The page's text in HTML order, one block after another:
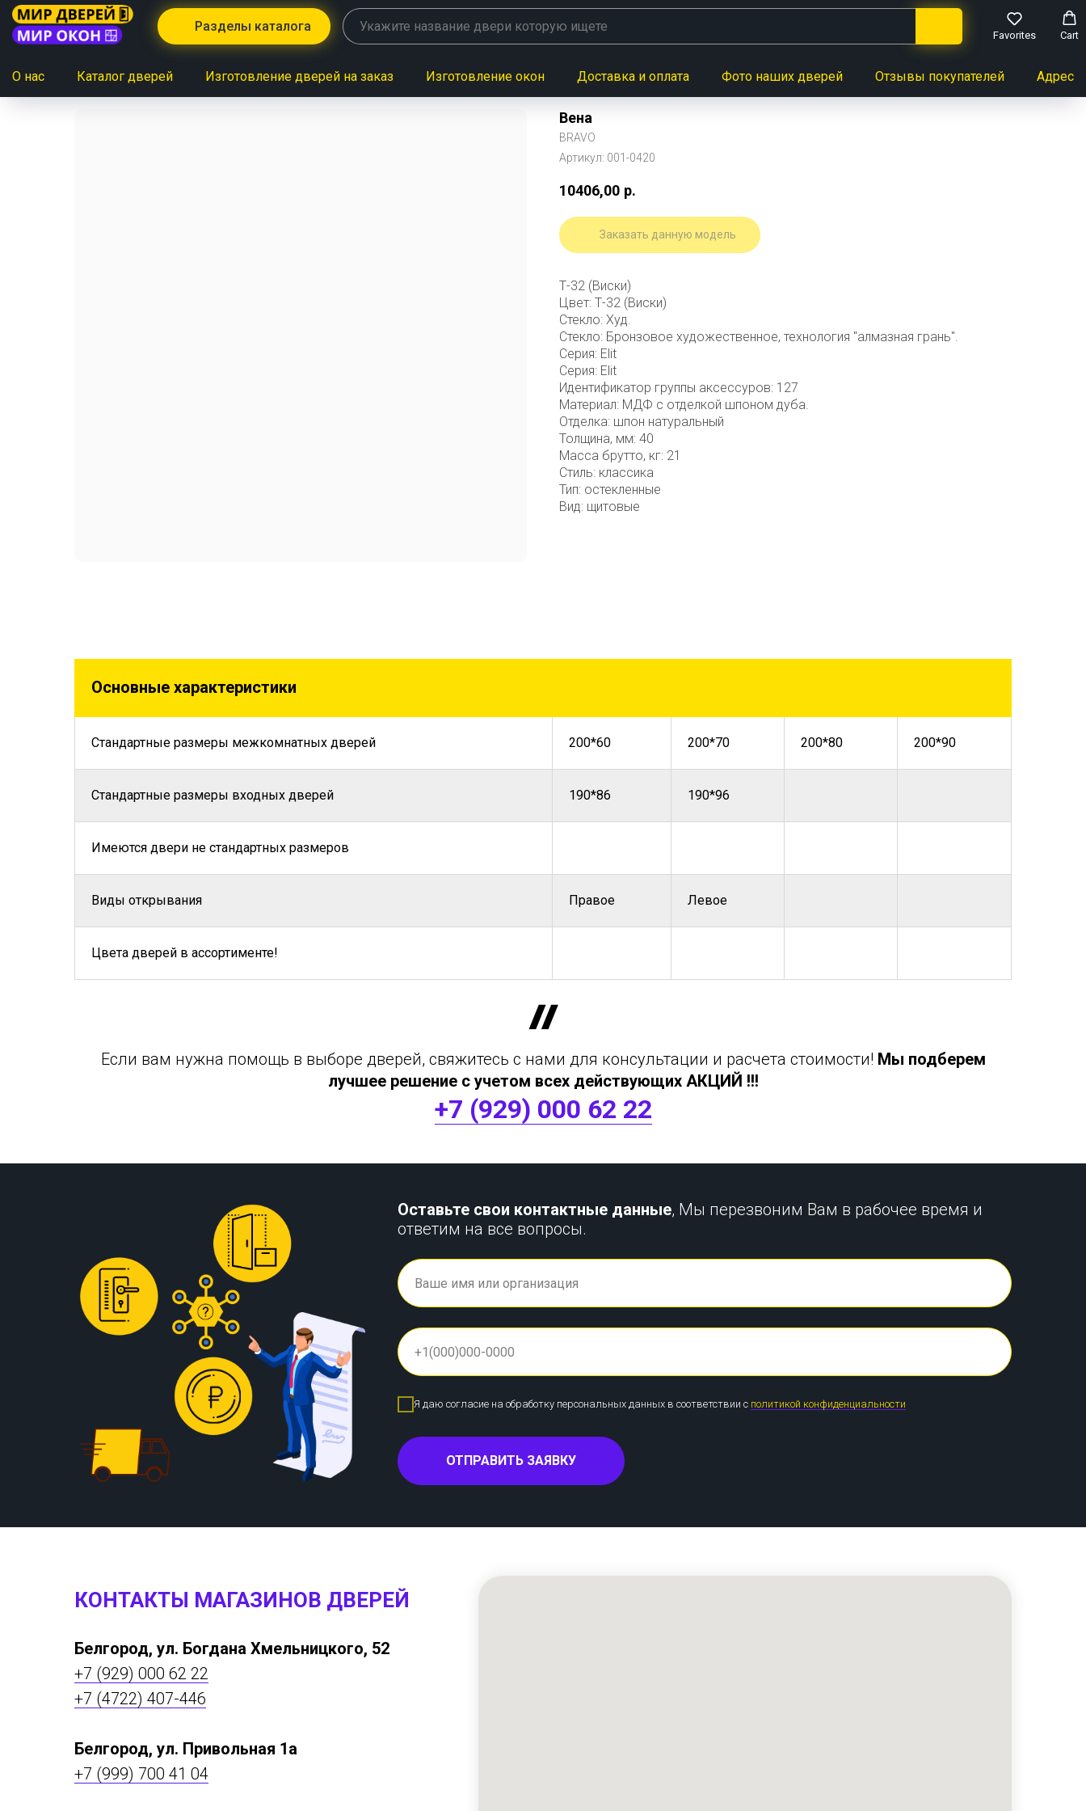
Разделы каталога
Favorites Cart
О нас Каталог дверей Изготовление дверей на заказ Изготовление окон Доставка и оплата Фото наших дверей Отзывы покупателей Адреса
Вена
BRAVO
Артикул: 001-0420
10406,00 р.
Заказать данную модель
Т-32 (Виски)
Цвет: Т-32 (Виски)
Стекло: Худ.
Стекло: Бронзовое художественное, технология "алмазная грань".
Серия: Elit
Серия: Elit
Идентификатор группы аксессуров: 127
Материал: МДФ с отделкой шпоном дуба.
Отделка: шпон натуральный
Толщина, мм: 40
Масса брутто, кг: 21
Стиль: классика
Тип: остекленные
Вид: щитовые
Основные характеристики
Стандартные размеры межкомнатных дверей 200*60 200*70 200*80 200*90
Стандартные размеры входных дверей 190*86 190*96
Имеются двери не стандартных размеров
Виды открывания Правое Левое
Цвета дверей в ассортименте!
Если вам нужна помощь в выборе дверей, свяжитесь с нами для консультации и расчета стоимости! Мы подберем
лучшее решение с учетом всех действующих АКЦИЙ !!!
+7 (929) 000 62 22
Оставьте свои контактные данные, Мы перезвоним Вам в рабочее время и
ответим на все вопросы.
Я даю согласие на обработку персональных данных в соответствии с политикой конфиденциальности
ОТПРАВИТЬ ЗАЯВКУ
КОНТАКТЫ МАГАЗИНОВ ДВЕРЕЙ
Белгород, ул. Богдана Хмельницкого, 52
+7 (929) 000 62 22
+7 (4722) 407-446
Белгород, ул. Привольная 1а
+7 (999) 700 41 04